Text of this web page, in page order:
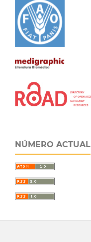
NÚMERO ACTUAL